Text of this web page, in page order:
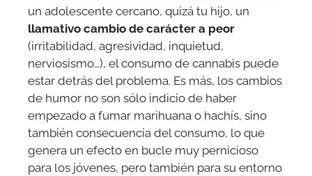
un adolescente cercano, quizá tu hijo, un
llamativo cambio de carácter a peor
(irritabilidad, agresividad, inquietud,
nerviosismo…), el consumo de cannabis puede
estar detrás del problema. Es más, los cambios
de humor no son sólo indicio de haber
empezado a fumar marihuana o hachís, sino
también consecuencia del consumo, lo que
genera un efecto en bucle muy pernicioso
para los jóvenes, pero también para su entorno